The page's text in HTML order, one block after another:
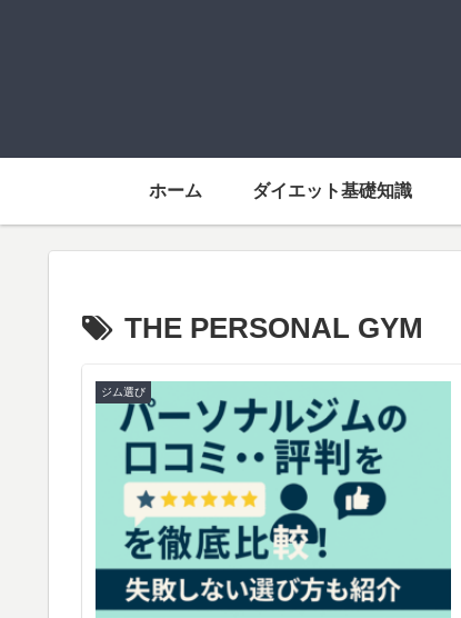
ホーム ダイエット基礎知識
THE PERSONAL GYM
ジム選び